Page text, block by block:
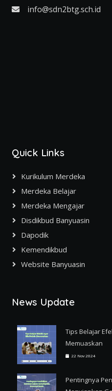
info@sdn2btg.sch.id
Quick Links
Kurikulum Merdeka
Merdeka Belajar
Merdeka Mengajar
Disdikbud Banyuasin
Dapodik
Kemendikbud
Website Banyuasin
News Update
Tips Belajar
Memuaskan
22 Nov 2024
Pentingnya